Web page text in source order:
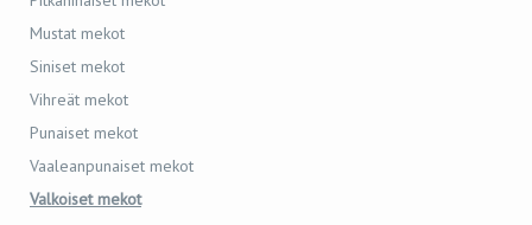
Mustat mekot
Siniset mekot
Vihreät mekot
Punaiset mekot
Vaaleanpunaiset mekot
Valkoiset mekot